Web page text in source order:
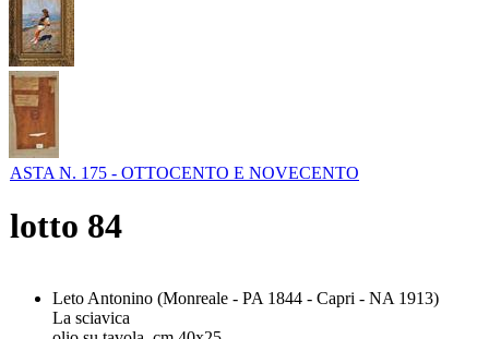
ASTA N. 175 - OTTOCENTO E NOVECENTO
lotto 84
Leto Antonino (Monreale - PA 1844 - Capri - NA 1913)
La sciavica